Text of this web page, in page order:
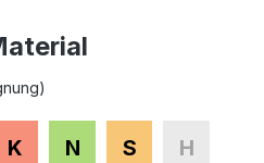
K N S H